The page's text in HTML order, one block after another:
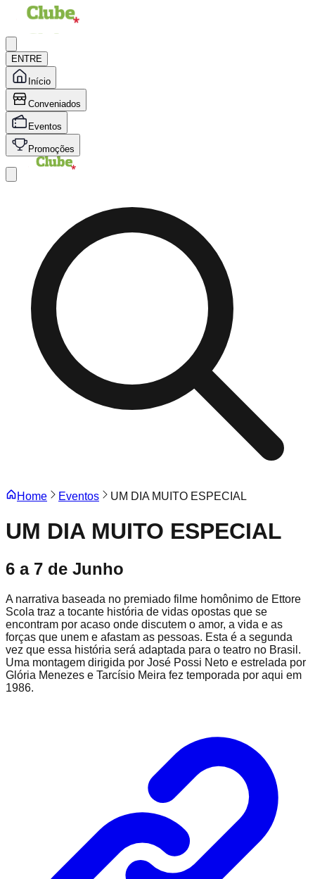
ENTRE
Início
Conveniados
Eventos
Promoções
Home Eventos UM DIA MUITO ESPECIAL
UM DIA MUITO ESPECIAL
6 a 7 de Junho
A narrativa baseada no premiado filme homônimo de Ettore
Scola traz a tocante história de vidas opostas que se
encontram por acaso onde discutem o amor, a vida e as
forças que unem e afastam as pessoas. Esta é a segunda
vez que essa história será adaptada para o teatro no Brasil.
Uma montagem dirigida por José Possi Neto e estrelada por
Glória Menezes e Tarcísio Meira fez temporada por aqui em
1986.